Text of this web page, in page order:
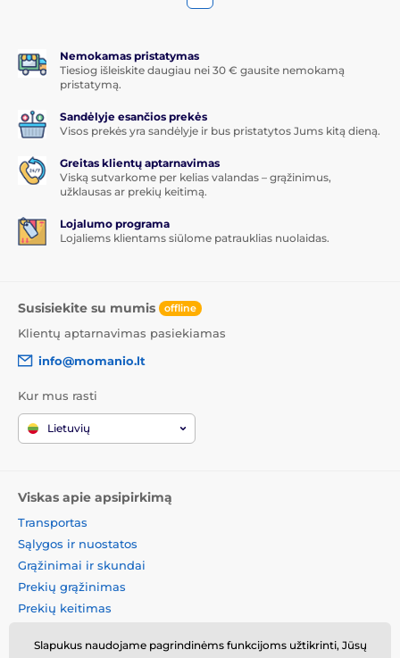
Nemokamas pristatymas
Tiesiog išleiskite daugiau nei 30 € gausite nemokamą
pristatymą.
Sandėlyje esančios prekės
Visos prekės yra sandėlyje ir bus pristatytos Jums kitą dieną.
Greitas klientų aptarnavimas
Viską sutvarkome per kelias valandas – grąžinimus,
užklausas ar prekių keitimą.
Lojalumo programa
Lojaliems klientams siūlome patrauklias nuolaidas.
Susisiekite su mumis offline
Klientų aptarnavimas pasiekiamas
info@momanio.lt
Kur mus rasti
Lietuvių
Viskas apie apsipirkimą
Transportas
Sąlygos ir nuostatos
Grąžinimai ir skundai
Prekių grąžinimas
Prekių keitimas
Kontaktinė informacija
Slapukus naudojame pagrindinėms funkcijoms užtikrinti, Jūsų